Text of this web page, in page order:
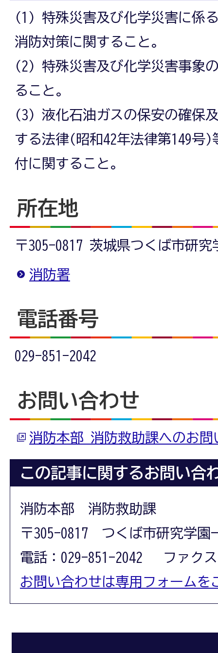
(1) 特殊災害及び化学災害に係
消防対策に関すること。
(2) 特殊災害及び化学災害事象
ること。
(3) 液化石油ガスの保安の確保
する法律(昭和42年法律第149号)
付に関すること。
所在地
〒305-0817 茨城県つくば市研
消防署
電話番号
029-851-2042
お問い合わせ
消防本部 消防救助課へのお問
この記事に関するお問い合
消防本部 消防救助課
〒305-0817 つくば市研究学園
電話：029-851-2042 ファクス
お問い合わせは専用フォームを